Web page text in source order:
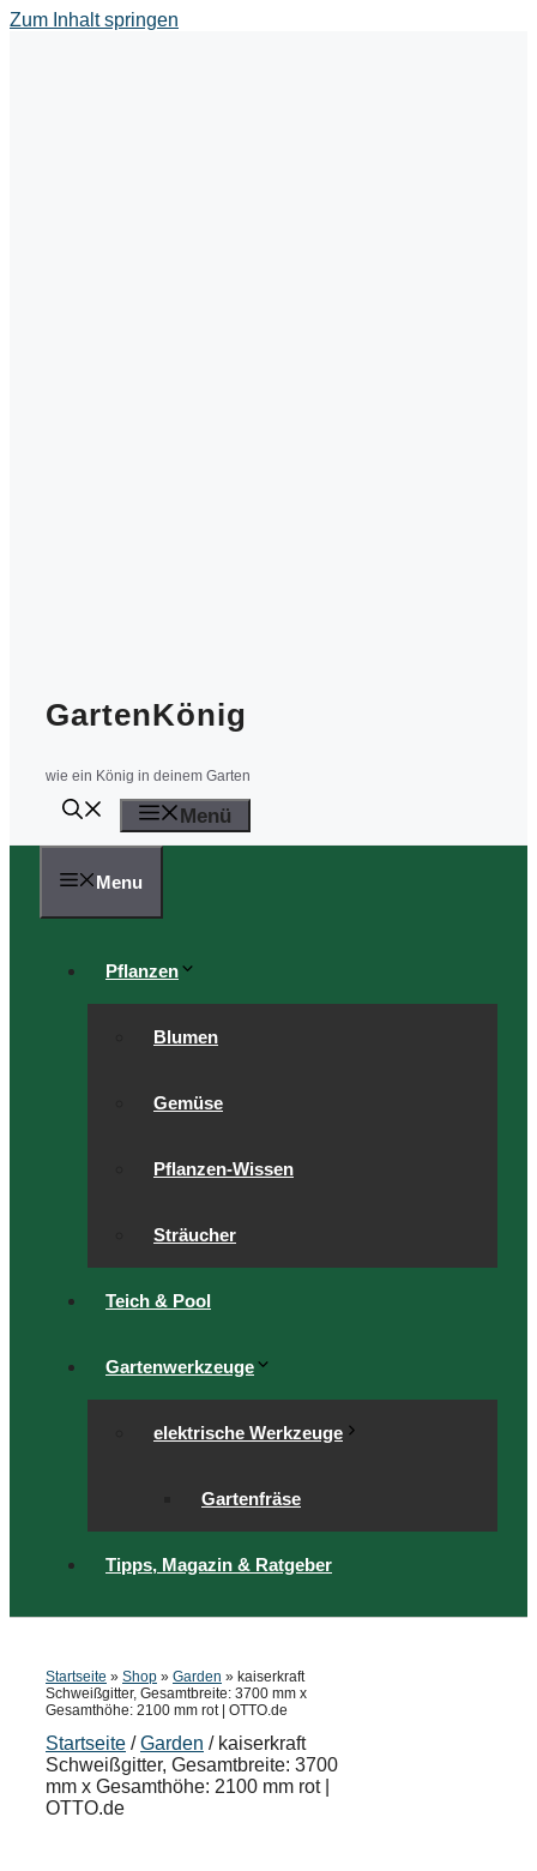
Zum Inhalt springen
GartenKönig
wie ein König in deinem Garten
Menü
Menu
Pflanzen
Blumen
Gemüse
Pflanzen-Wissen
Sträucher
Teich & Pool
Gartenwerkzeuge
elektrische Werkzeuge
Gartenfräse
Tipps, Magazin & Ratgeber
Startseite » Shop » Garden » kaiserkraft
Schweißgitter, Gesamtbreite: 3700 mm x
Gesamthöhe: 2100 mm rot | OTTO.de
Startseite /Garden / kaiserkraft
Schweißgitter, Gesamtbreite: 3700
mm x Gesamthöhe: 2100 mm rot |
OTTO.de